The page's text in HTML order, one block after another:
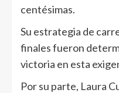
centésimas.
Su estrategia de
finales fueron
victoria en esta
Por su parte, Laura